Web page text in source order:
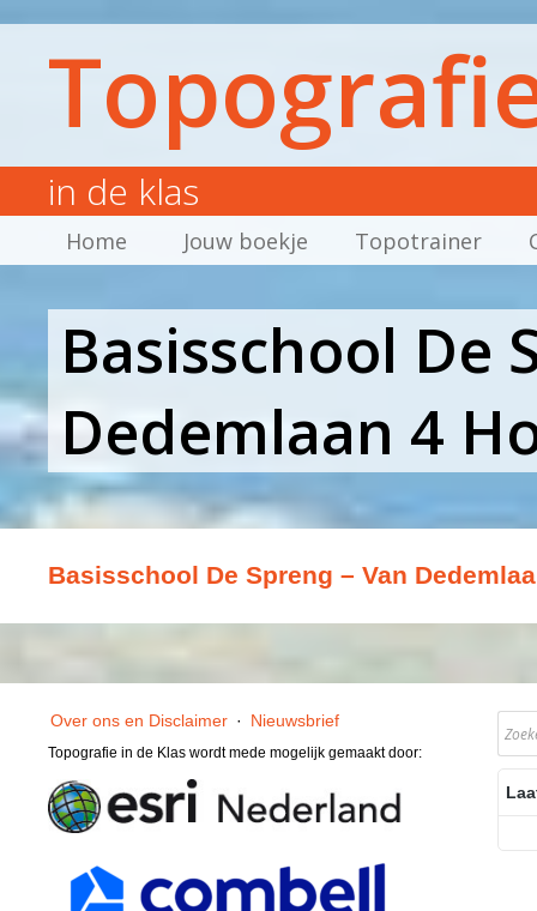
in de klas
Home Jouw boekje Topotrainer
Basisschool De
Dedemlaan 4
Basisschool De Spreng – Van
Over ons en Disclaimer · Nieuwsbrief
Topografie in de Klas wordt mede mogelijk gemaakt door: